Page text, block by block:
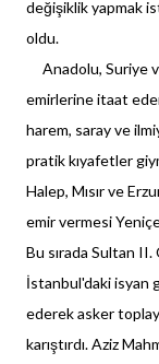
değişiklik yapmak
oldu.
Anadolu, Suriye
emirlerine itaat
harem, saray ve
pratik kıyafetler
Halep, Mısır ve
emir vermesi
Bu sırada Sultan
İstanbul'daki isyan
ederek asker
karıştırdı. Aziz